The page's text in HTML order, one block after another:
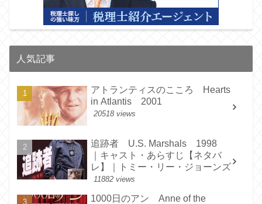
人気記事
アトランティスのこころ Hearts
in Atlantis 2001
20518 views
追跡者 U.S. Marshals 1998
｜キャスト・あらすじ【ネタバ
レ】｜トミー・リー・ジョーンズ
11882 views
1000日のアン Anne of the